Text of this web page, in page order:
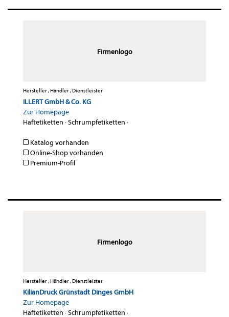
Firmenlogo
Hersteller , Händler , Dienstleister
ILLERT GmbH & Co. KG
Zur Homepage
Haftetiketten ·Schrumpfetiketten ·
Katalog vorhanden
Online-Shop vorhanden
Premium-Profil
Firmenlogo
Hersteller , Händler , Dienstleister
KilianDruck Grünstadt Dinges GmbH
Zur Homepage
Haftetiketten ·Schrumpfetiketten ·